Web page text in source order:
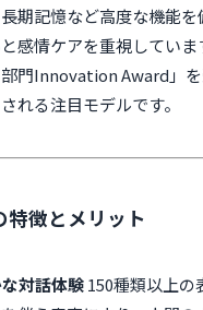
期記憶など高度な機能
感情ケアを重視していま
部門Innovation Award」
れる注目モデルです。
徴とメリット
対話体験150種類以上の